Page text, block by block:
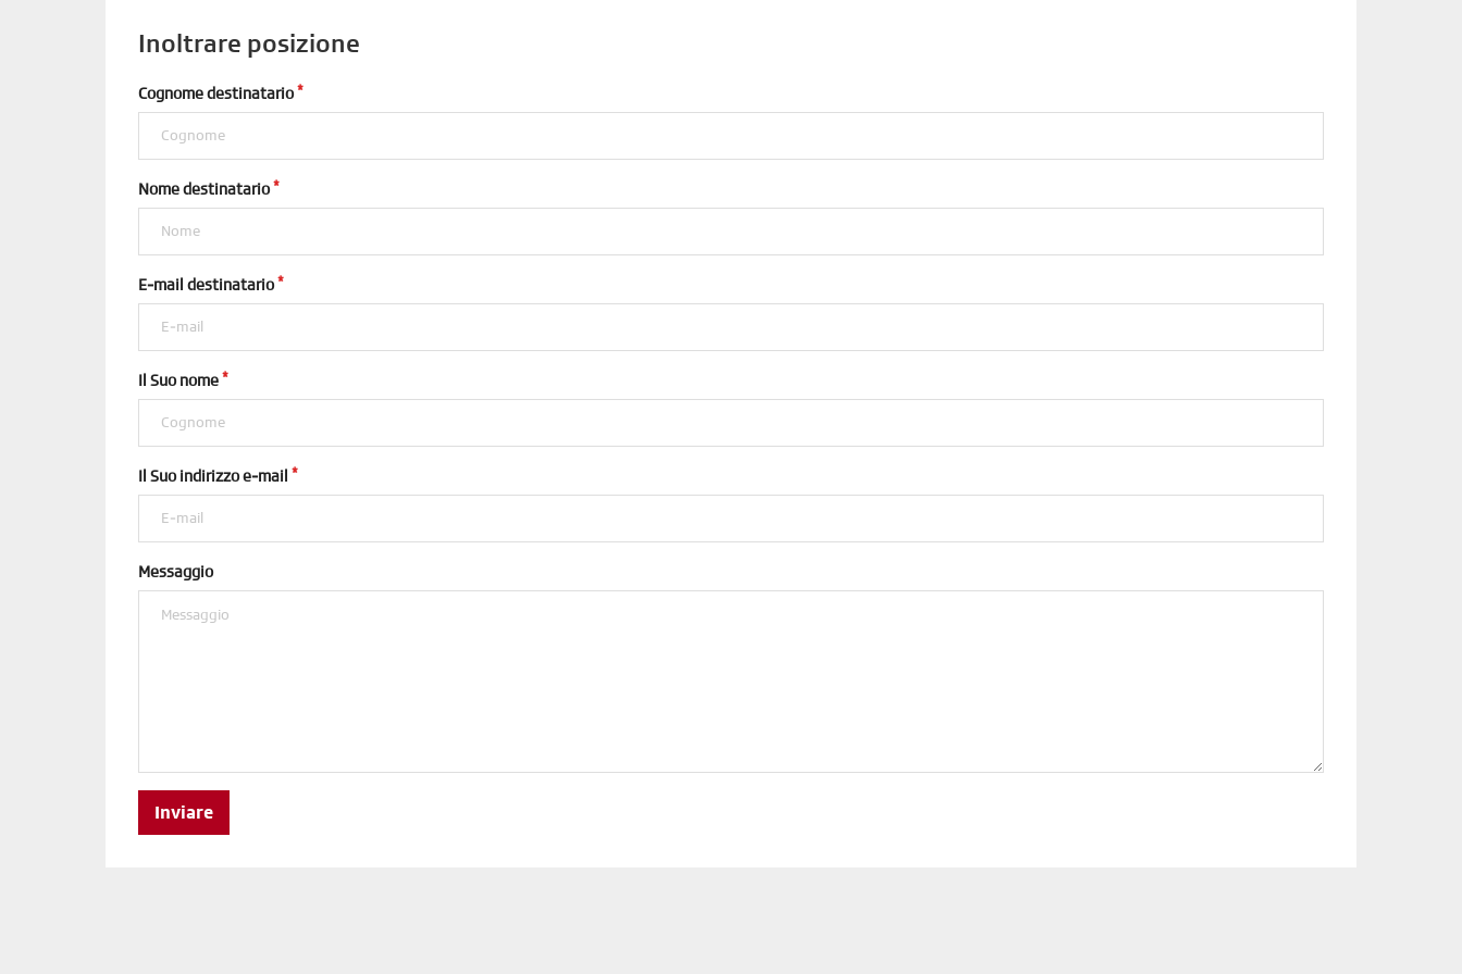
Inoltrare posizione
Cognome destinatario
Nome destinatario
E-mail destinatario
Il Suo nome
Il Suo indirizzo e-mail
Messaggio
Inviare